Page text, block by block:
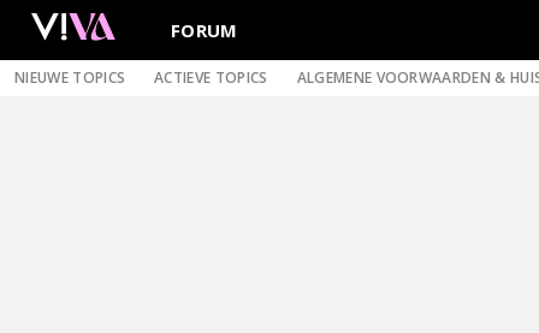
FORUM
NIEUWE TOPICS ACTIEVE TOPICS ALGEMENE VOORWAARDEN &